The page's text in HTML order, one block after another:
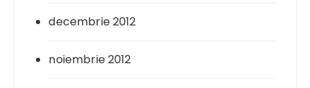
decembrie 2012
noiembrie 2012